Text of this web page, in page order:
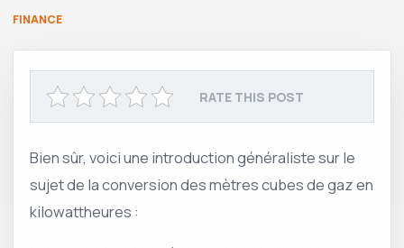
FINANCE
RATE THIS POST
Bien sûr, voici une introduction généraliste sur le
sujet de la conversion des mètres cubes de gaz en
kilowattheures :